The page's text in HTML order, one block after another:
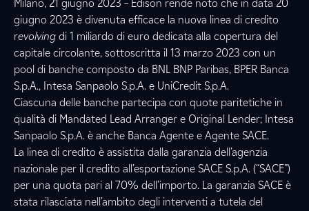
Milano, 21 giugno 2023 – Edison rende noto che in data 20
giugno 2023 è divenuta efficace la nuova linea di credito
revolving di 1 miliardo di euro dedicata alla copertura del
capitale circolante, sottoscritta il 13 marzo 2023 con un
pool di banche composto da BNL BNP Paribas, BPER Banca
S.p.A., Intesa Sanpaolo S.p.A. e UniCredit S.p.A.
Ciascuna delle banche partecipa con quote paritetiche in
qualità di Mandated Lead Arranger e Original Lender; Intesa
Sanpaolo S.p.A. è anche Banca Agente e Agente SACE.
La linea di credito è assistita dalla garanzia dell’agenzia
nazionale per il credito all’esportazione SACE S.p.A. (“SACE”)
per una quota pari al 70% dell’importo. La garanzia SACE è
stata rilasciata nell’ambito degli interventi a tutela del